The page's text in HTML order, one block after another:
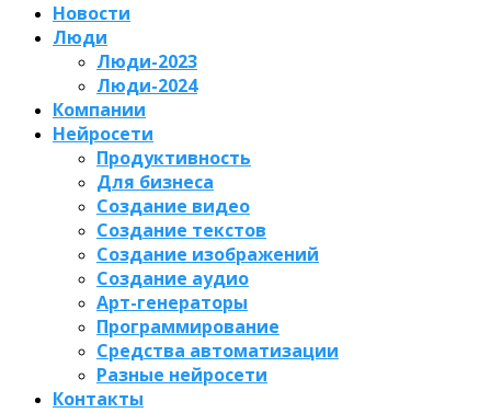
Новости
Люди
Люди-2023
Люди-2024
Компании
Нейросети
Продуктивность
Для бизнеса
Создание видео
Создание текстов
Создание изображений
Создание аудио
Арт-генераторы
Программирование
Средства автоматизации
Разные нейросети
Контакты